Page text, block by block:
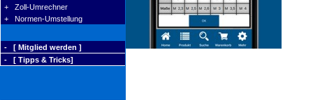
+ Zoll-Umrechner
+ Normen-Umstellung
- [ Mitglied werden ]
- [ Tipps & Tricks]